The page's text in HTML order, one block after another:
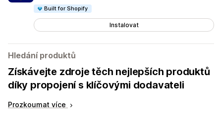
Built for Shopify
Instalovat
Hledání produktů
Získávejte zdroje těch nejlepších produktů
díky propojení s klíčovými dodavateli
Prozkoumat více